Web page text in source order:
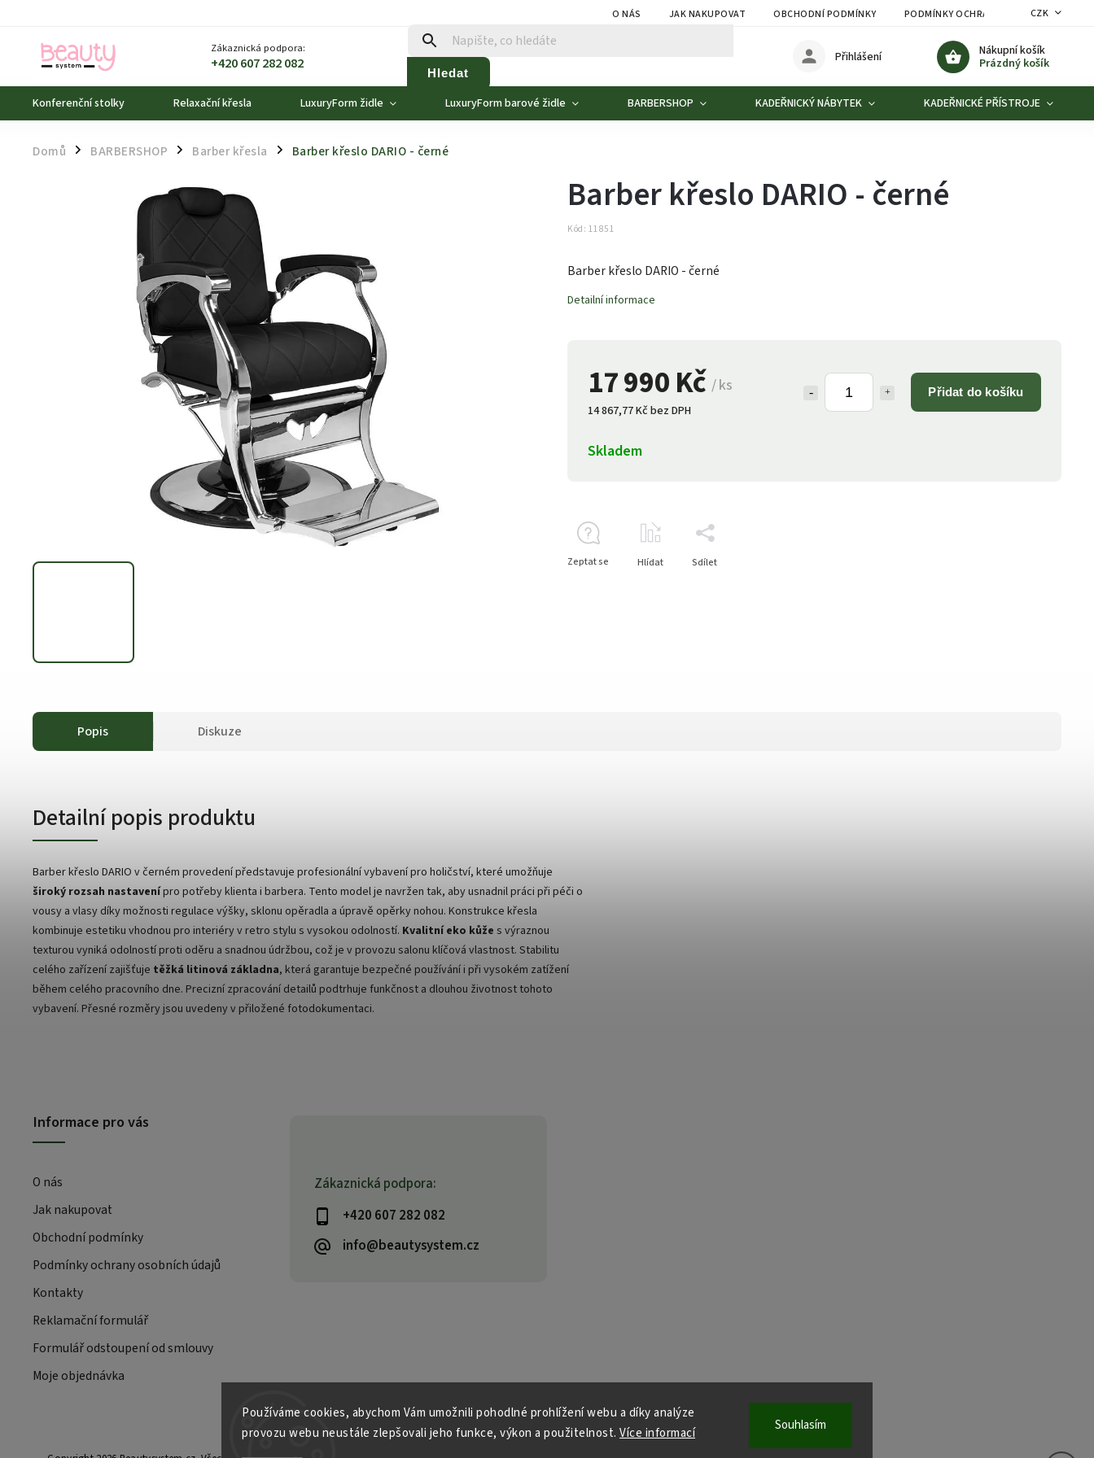
Používáme cookies, abychom Vám umožnili pohodlné prohlížení webu a díky analýze
provozu webu neustále zlepšovali jeho funkce, výkon a použitelnost. Více informací Souhlasím
O NÁS JAK NAKUPOVAT OBCHODNÍ PODMÍNKY PODMÍNKY OCHRANY OSOBNÍCH ÚDAJŮ
CZK
Zákaznická podpora:
+420 607 282 082 Hledat
Nákupní košík
Prázdný košík
Přihlášení
Konferenční stolky Relaxační křesla LuxuryForm židle LuxuryForm barové židle BARBERSHOP KADEŘNICKÝ NÁBYTEK KADEŘNICKÉ PŘÍSTROJE
Domů / BARBERSHOP / Barber křesla / Barber křeslo DARIO - černé
17 990 Kč / ks
14 867,77 Kč bez DPH
Přidat do košíku
Skladem
Barber křeslo DARIO - černé
Kód: 11851
Barber křeslo DARIO - černé
Detailní informace
Zeptat se Hlídat Sdílet
Popis Diskuze
Detailní popis produktu
Barber křeslo DARIO v černém provedení představuje profesionální vybavení pro holičství, které umožňuje
široký rozsah nastavenípro potřeby klienta i barbera. Tento model je navržen tak, aby usnadnil práci při péči o
vousy a vlasy díky možnosti regulace výšky, sklonu opěradla a úpravě opěrky nohou. Konstrukce křesla
kombinuje estetiku vhodnou pro interiéry v retro stylu s vysokou odolností. Kvalitní eko kůže s výraznou
texturou vyniká odolností proti oděru a snadnou údržbou, což je v provozu salonu klíčová vlastnost. Stabilitu
celého zařízení zajišťuje těžká litinová základna, která garantuje bezpečné používání i při vysokém zatížení
během celého pracovního dne. Precizní zpracování detailů podtrhuje funkčnost a dlouhou životnost tohoto
vybavení. Přesné rozměry jsou uvedeny v přiložené fotodokumentaci.
Zákaznická podpora:
+420 607 282 082
info@beautysystem.cz
Informace pro vás
O nás
Jak nakupovat
Obchodní podmínky
Podmínky ochrany osobních údajů
Kontakty
Reklamační formulář
Formulář odstoupení od smlouvy
Moje objednávka